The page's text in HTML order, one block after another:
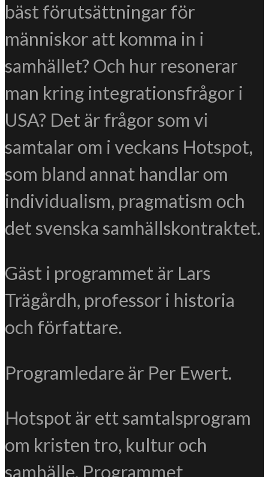
bäst förutsättningar för
människor att komma in i
samhället? Och hur resonerar
man kring integrationsfrågor i
USA? Det är frågor som vi
samtalar om i veckans Hotspot,
som bland annat handlar om
individualism, pragmatism och
det svenska samhällskontraktet.
Gäst i programmet är Lars
Trägårdh, professor i historia
och författare.
Programledare är Per Ewert.
Hotspot är ett samtalsprogram
om kristen tro, kultur och
samhälle. Programmet